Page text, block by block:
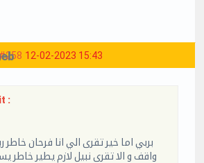
#258 12-02-2023 15:43
:
بربي اما خير تقرى الي انا فرحان خاطر
واقف و الا تقرى نبيل لازم يطير خاطر